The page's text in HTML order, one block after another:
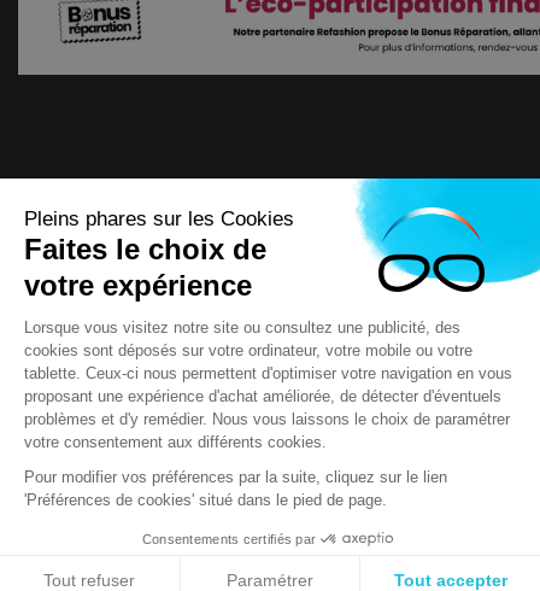
7722
Scooteo 2018 Mentions légales
Conditions générales de vente (CGV)
F.A.Q & questions
Contact Règlement jeux concours
Réglementation relative à la protection et à l'utilisation des
données à caractère personnel (RGPD)
Pleins phares sur les Cookies
Faites le choix de
votre expérience
Lorsque vous visitez notre site ou consultez une publicité, des
cookies sont déposés sur votre ordinateur, votre mobile ou votre
tablette. Ceux-ci nous permettent d'optimiser votre navigation en vous
proposant une expérience d'achat améliorée, de détecter d'éventuels
problèmes et d'y remédier. Nous vous laissons le choix de paramétrer
votre consentement aux différents cookies.
Pour modifier vos préférences par la suite, cliquez sur le lien
'Préférences de cookies' situé dans le pied de page.
Consentements certifiés par
Tout refuser Paramétrer Tout accepter